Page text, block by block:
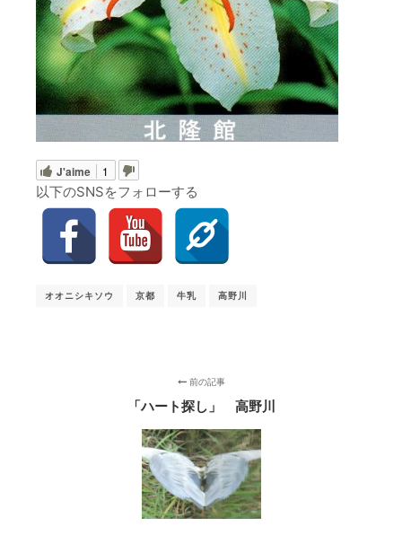
J'aime 1
以下のSNSをフォローする
オオニシキソウ 京都 牛乳 高野川
前の記事
「ハート探し」 高野川